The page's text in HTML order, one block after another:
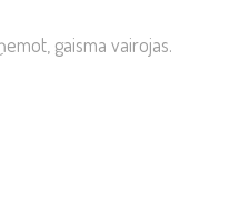
gaisma vairojas.